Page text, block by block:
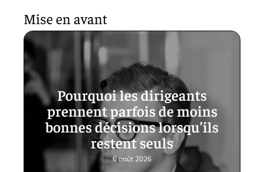
Mise en avant
Pourquoi les dirigeants
prennent parfois de moins
bonnes décisions lorsqu’ils
restent seuls
6 août 2026